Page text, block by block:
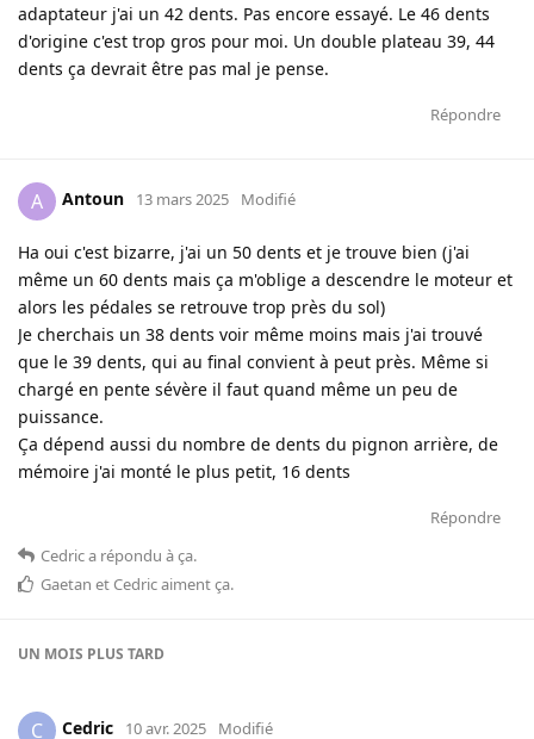
adaptateur j'ai un 42 dents. Pas encore essayé. Le 46 dents
d'origine c'est trop gros pour moi. Un double plateau 39, 44
dents ça devrait être pas mal je pense.
Répondre
A Antoun 13 mars 2025 Modifié
Ha oui c'est bizarre, j'ai un 50 dents et je trouve bien (j'ai
même un 60 dents mais ça m'oblige a descendre le moteur et
alors les pédales se retrouve trop près du sol)
Je cherchais un 38 dents voir même moins mais j'ai trouvé
que le 39 dents, qui au final convient à peut près. Même si
chargé en pente sévère il faut quand même un peu de
puissance.
Ça dépend aussi du nombre de dents du pignon arrière, de
mémoire j'ai monté le plus petit, 16 dents
Répondre
Cedrica répondu à ça.
Gaetan et Cedricaiment ça.
UN MOIS PLUS TARD
C Cedric 10 avr. 2025 Modifié